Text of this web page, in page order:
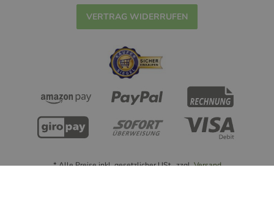
VERTRAG WIDERRUFEN
* Alle Preise inkl. gesetzlicher USt., zzgl.Versand